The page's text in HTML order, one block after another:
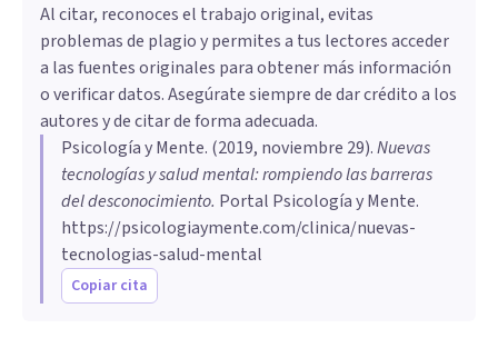
Al citar, reconoces el trabajo original, evitas
problemas de plagio y permites a tus lectores acceder
a las fuentes originales para obtener más información
o verificar datos. Asegúrate siempre de dar crédito a los
autores y de citar de forma adecuada.
Psicología y Mente. (2019, noviembre 29).Nuevas
tecnologías y salud mental: rompiendo las barreras
del desconocimiento. Portal Psicología y Mente.
https://psicologiaymente.com/clinica/nuevas-
tecnologias-salud-mental
Copiar cita